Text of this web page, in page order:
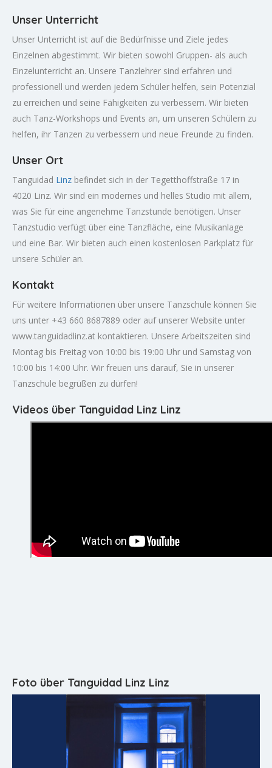
Unser Unterricht
Unser Unterricht ist auf die Bedürfnisse und Ziele jedes
Einzelnen abgestimmt. Wir bieten sowohl Gruppen- als auch
Einzelunterricht an. Unsere Tanzlehrer sind erfahren und
professionell und werden jedem Schüler helfen, sein Potenzial
zu erreichen und seine Fähigkeiten zu verbessern. Wir bieten
auch Tanz-Workshops und Events an, um unseren Schülern zu
helfen, ihr Tanzen zu verbessern und neue Freunde zu finden.
Unser Ort
Tanguidad Linz befindet sich in der Tegetthoffstraße 17 in
4020 Linz. Wir sind ein modernes und helles Studio mit allem,
was Sie für eine angenehme Tanzstunde benötigen. Unser
Tanzstudio verfügt über eine Tanzfläche, eine Musikanlage
und eine Bar. Wir bieten auch einen kostenlosen Parkplatz für
unsere Schüler an.
Kontakt
Für weitere Informationen über unsere Tanzschule können Sie
uns unter +43 660 8687889 oder auf unserer Website unter
www.tanguidadlinz.at kontaktieren. Unsere Arbeitszeiten sind
Montag bis Freitag von 10:00 bis 19:00 Uhr und Samstag von
10:00 bis 14:00 Uhr. Wir freuen uns darauf, Sie in unserer
Tanzschule begrüßen zu dürfen!
Videos über Tanguidad Linz Linz
Foto über Tanguidad Linz Linz